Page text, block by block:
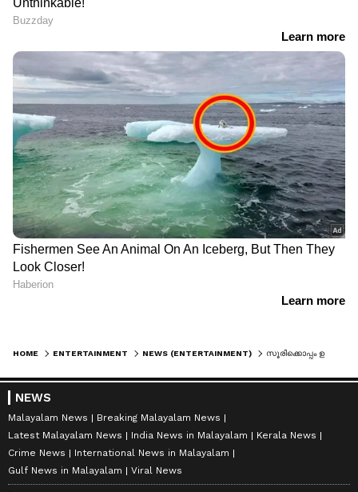
HOME ENTERTAINMENT NEWS (ENTERTAINMENT) സൂരിക്കൊപ്പം ഉണ്ണി മുകുന്ദന്റെ തമിഴ് ചിത്രം, കേരളത്തിലും റിലീസിന്, അപ്‍ഡേറ്റ് പുറത്തുവിട്ടു
NEWS
Malayalam News
Breaking Malayalam News
Latest Malayalam News
India News in Malayalam
Kerala News
Crime News
International News in Malayalam
Gulf News in Malayalam
Viral News